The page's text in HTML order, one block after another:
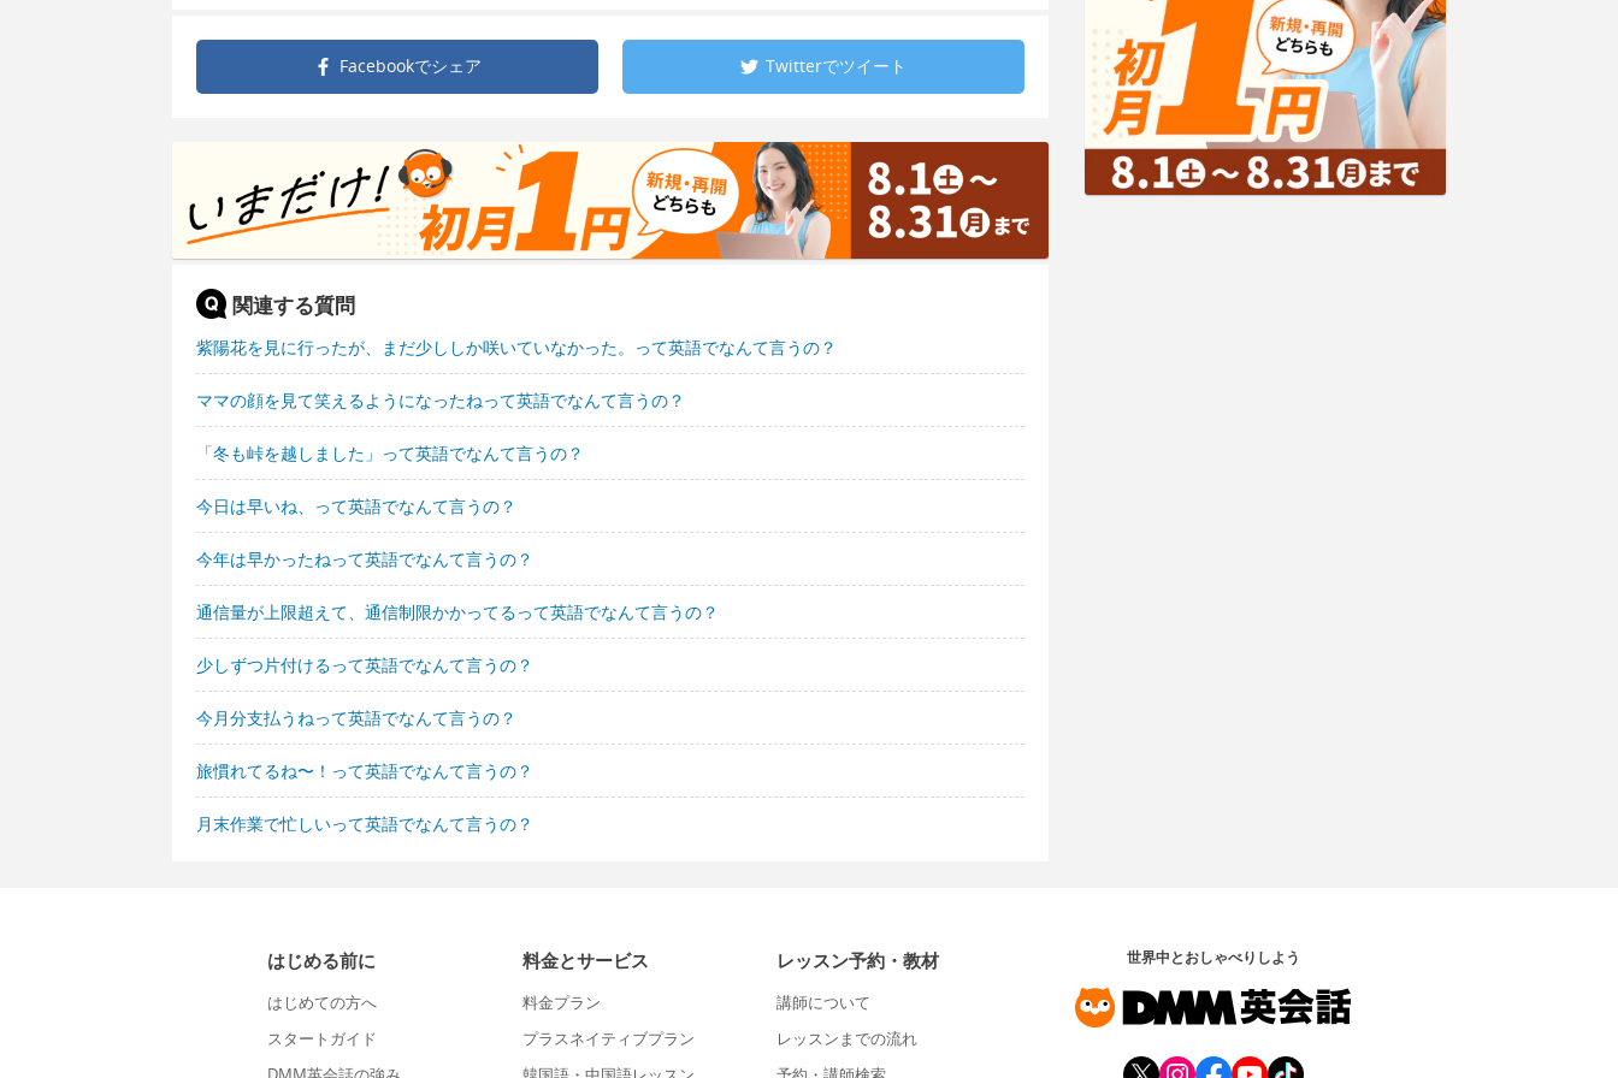
Facebookでシェア Twitterでツイート
関連する質問
紫陽花を見に行ったが、まだ少ししか咲いていなかった。って英語でなんて言うの？
ママの顔を見て笑えるようになったねって英語でなんて言うの？
「冬も峠を越しました」って英語でなんて言うの？
今日は早いね、って英語でなんて言うの？
今年は早かったねって英語でなんて言うの？
通信量が上限超えて、通信制限かかってるって英語でなんて言うの？
少しずつ片付けるって英語でなんて言うの？
今月分支払うねって英語でなんて言うの？
旅慣れてるね〜！って英語でなんて言うの？
月末作業で忙しいって英語でなんて言うの？
はじめる前に
はじめての方へ
スタートガイド
料金とサービス
料金プラン
プラスネイティブプラン
レッスン予約・教材
講師について
レッスンまでの流れ
世界中とおしゃべりしよう